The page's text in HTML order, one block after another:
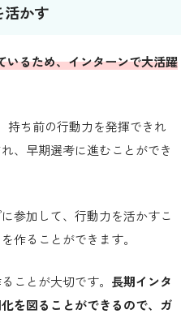
活かす
いるため、インターンで大活躍
持ち前の行動力を発揮できれ
、早期選考に進むことができ
参加して、行動力を活かすこ
作ることができます。
ことが大切です。 長期インタ
を図ることができるので、ガ